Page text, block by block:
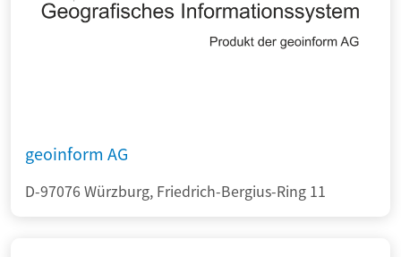
geoinform AG
D-97076 Würzburg, Friedrich-Bergius-Ring 11